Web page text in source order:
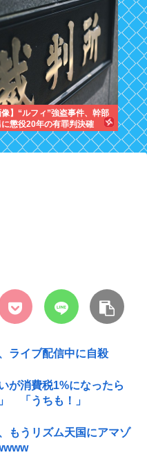
像】“ルフィ”強盗事件、幹部
懲役20年の有罪判決確
！！
ライブ配信中に自殺
が消費税1%になったら
「うちも！」
もうリズム天国にアマゾ